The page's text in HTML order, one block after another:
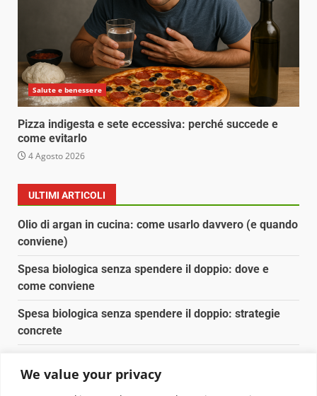
We value your privacy
Salute e benessere
Pizza indigesta e sete eccessiva: perché succede e
come evitarlo
4 Agosto 2026
ULTIMI ARTICOLI
Olio di argan in cucina: come usarlo davvero (e quando
conviene)
Spesa biologica senza spendere il doppio: dove e
come conviene
Spesa biologica senza spendere il doppio: strategie
concrete
Pulizia naturale della casa: 3 ingredienti che